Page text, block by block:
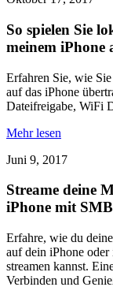
So spielen Sie
meinem iPhone
Erfahren Sie, wie
auf das iPhone
Dateifreigabe, WiFi
Mehr lesen
Juni 9, 2017
Streame deine
iPhone mit SMB
Erfahre, wie du
auf dein iPhone
streamen kannst.
Verbinden und